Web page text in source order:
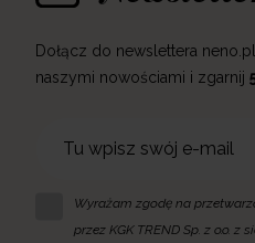
Dołącz do newslettera
naszymi nowościami i zgarnij
Wyrażam zgodę na
przez KGK TREND Sp. z o.o. z